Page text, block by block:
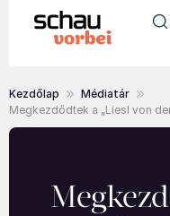
Kezdőlap
Médiatár
Megkezdődtek a „Liesl von